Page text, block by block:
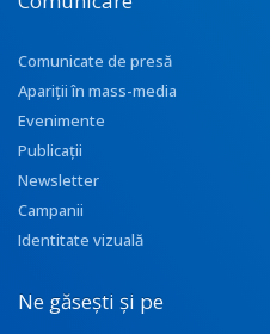
Comunicate de presă
Apariţii în mass-media
Evenimente
Publicații
Newsletter
Campanii
Identitate vizuală
Ne găsești și pe